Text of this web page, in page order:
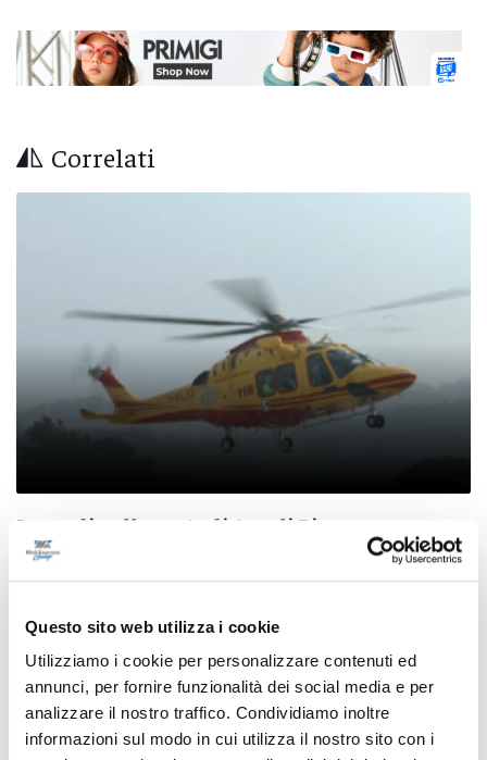
Questo sito web utilizza i cookie
Utilizziamo i cookie per personalizzare contenuti ed
annunci, per fornire funzionalità dei social media e per
analizzare il nostro traffico. Condividiamo inoltre
informazioni sul modo in cui utilizza il nostro sito con i
Correlati
Incendio alle porte di Ascoli Piceno, un
residente colto da infarto
di Sergio Cinquino